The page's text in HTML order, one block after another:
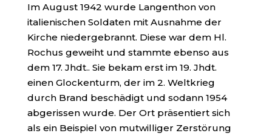
Im August 1942 wurde Langenthon von
italienischen Soldaten mit Ausnahme der
Kirche niedergebrannt. Diese war dem Hl.
Rochus geweiht und stammte ebenso aus
dem 17. Jhdt.. Sie bekam erst im 19. Jhdt.
einen Glockenturm, der im 2. Weltkrieg
durch Brand beschädigt und sodann 1954
abgerissen wurde. Der Ort präsentiert sich
als ein Beispiel von mutwilliger Zerstörung